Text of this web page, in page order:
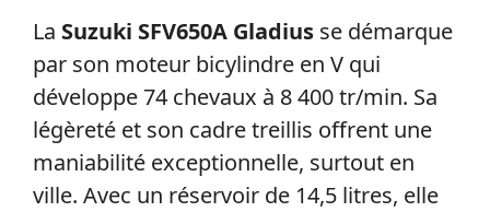
La Suzuki SFV650A Gladius se démarque
par son moteur bicylindre en V qui
développe 74 chevaux à 8 400 tr/min. Sa
légèreté et son cadre treillis offrent une
maniabilité exceptionnelle, surtout en
ville. Avec un réservoir de 14,5 litres, elle